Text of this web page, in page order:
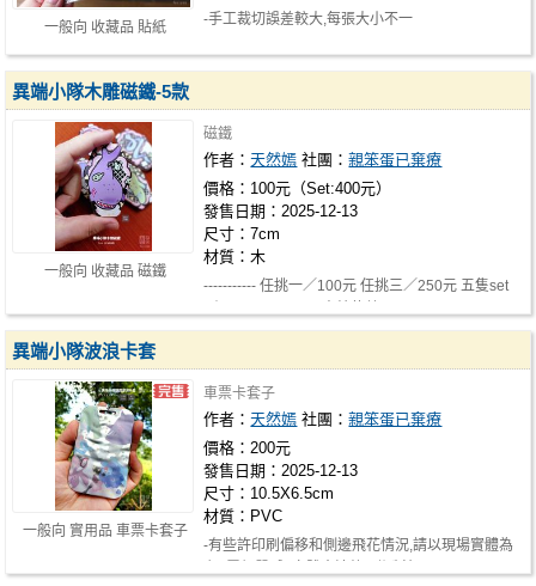
一般向 收藏品 貼紙 -手工裁切誤差較大,每張大小不一
一般向 收藏品 磁鐵
異端小隊木雕磁鐵-5款
磁鐵
作者：天然嫣 社團：親笨蛋已棄療
價格：100元（Set:400元）
發售日期：2025-12-13
尺寸：7cm
材質：木
----------- 任挑一／100元 任挑三／250元 五隻set
一般向 實用品 車票卡套子
異端小隊波浪卡套
車票卡套子
作者：天然嫣 社團：親笨蛋已棄療
價格：200元
發售日期：2025-12-13
尺寸：10.5X6.5cm
材質：PVC
-有些許印刷偏移和側邊飛花情況,請以現場實體為